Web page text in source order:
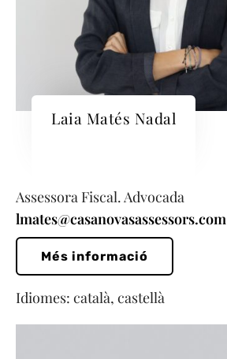
Laia Matés Nadal
Assessora Fiscal. Advocada
lmates@casanovasassessors.com
Més informació
Idiomes: català, castellà